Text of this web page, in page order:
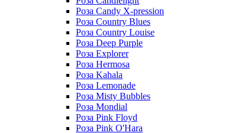
Роза Candy X-pression
Роза Country Blues
Роза Country Louise
Роза Deep Purple
Роза Explorer
Роза Hermosa
Роза Kahala
Роза Lemonade
Роза Misty Bubbles
Роза Mondial
Роза Pink Floyd
Роза Pink O'Hara